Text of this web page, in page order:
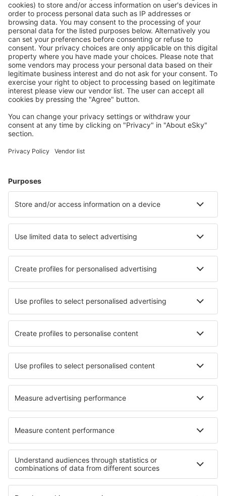
Descarga nuestra appy planifica
cómodamente tus viajes
Planifica tu viaje
Vuelos baratos
Escapadas
Vuelo+Hotel
Hoteles
Traslados
Atracciones
Eventos deportivos
Aprende más
Mejor Precio Garantizado
Aplicación móvil
Aerolíneas
Ryanair
Vueling
Iberia
Air Europa
Wizz Air
Sobre eSky
Términos y condiciones
Mis reservas
Política de privacidad
Asistencia y contacto